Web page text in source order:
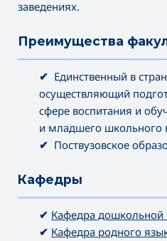
заведениях.
Преимущества
✔ Единственный в
осуществляющий
сфере воспитания и
и младшего школьного
✔ Поствузовское
Кафедры
✔ Кафедра дошкольной
✔ Кафедра родного